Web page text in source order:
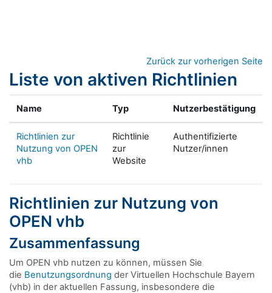
Zurück zur vorherigen Seite
Liste von aktiven Richtlinien
Name Typ Nutzerbestätigung
Richtlinien zur
Nutzung von OPEN
vhb
Richtlinie
zur
Website
Authentifizierte
Nutzer/innen
Richtlinien zur Nutzung von
OPEN vhb
Zusammenfassung
Um OPEN vhb nutzen zu können, müssen Sie
die Benutzungsordnung der Virtuellen Hochschule Bayern
(vhb) in der aktuellen Fassung, insbesondere die